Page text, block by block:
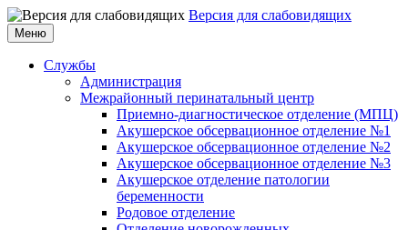
Версия для слабовидящих
Меню
Службы
Администрация
Межрайонный перинатальный центр
Приемно-диагностическое отделение (МПЦ)
Акушерское обсервационное отделение №1
Акушерское обсервационное отделение №2
Акушерское обсервационное отделение №3
Акушерское отделение патологии
беременности
Родовое отделение